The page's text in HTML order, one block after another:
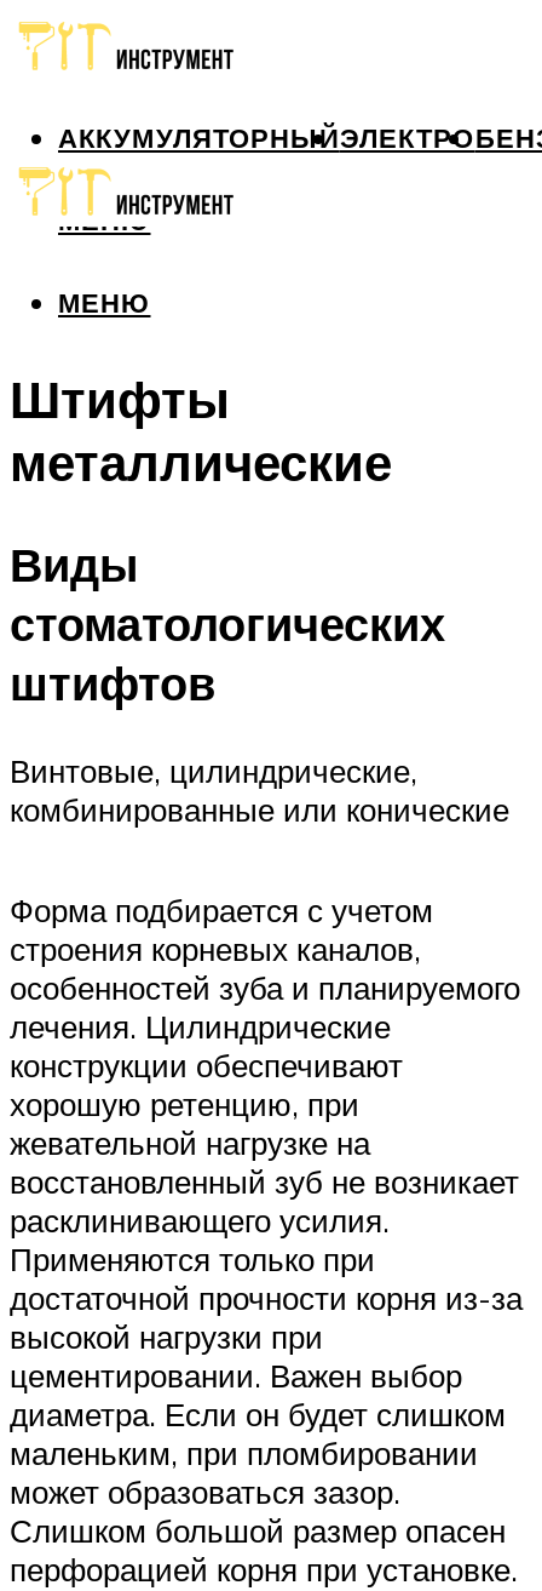
АККУМУЛЯТОРНЫЙЭЛЕКТРО
МЕНЮ
МЕНЮ
Штифты
металлические
Виды
стоматологических
штифтов
Винтовые, цилиндрические,
комбинированные или конические
Форма подбирается с учетом
строения корневых каналов,
особенностей зуба и планируемого
лечения. Цилиндрические
конструкции обеспечивают
хорошую ретенцию, при
жевательной нагрузке на
восстановленный зуб не возникает
расклинивающего усилия.
Применяются только при
достаточной прочности корня из-за
высокой нагрузки при
цементировании. Важен выбор
диаметра. Если он будет слишком
маленьким, при пломбировании
может образоваться зазор.
Слишком большой размер опасен
перфорацией корня при установке.